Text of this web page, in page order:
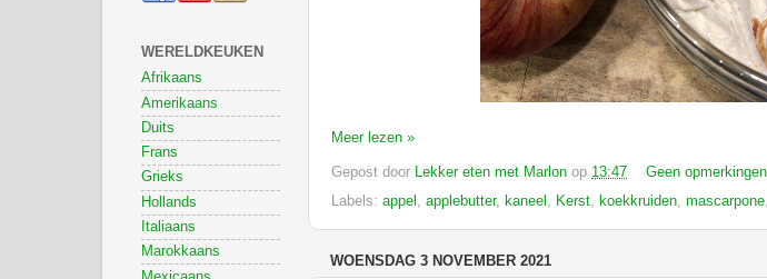
Meer lezen »
Gepost door Lekker eten met Marlon op 13:47
Geen
Labels: appel , applebutter, kaneel , Kerst, koekkruiden, mascarpone,
WOENSDAG 3 NOVEMBER 2021
WERELDKEUKEN
Afrikaans
Amerikaans
Duits
Frans
Grieks
Hollands
Italiaans
Marokkaans